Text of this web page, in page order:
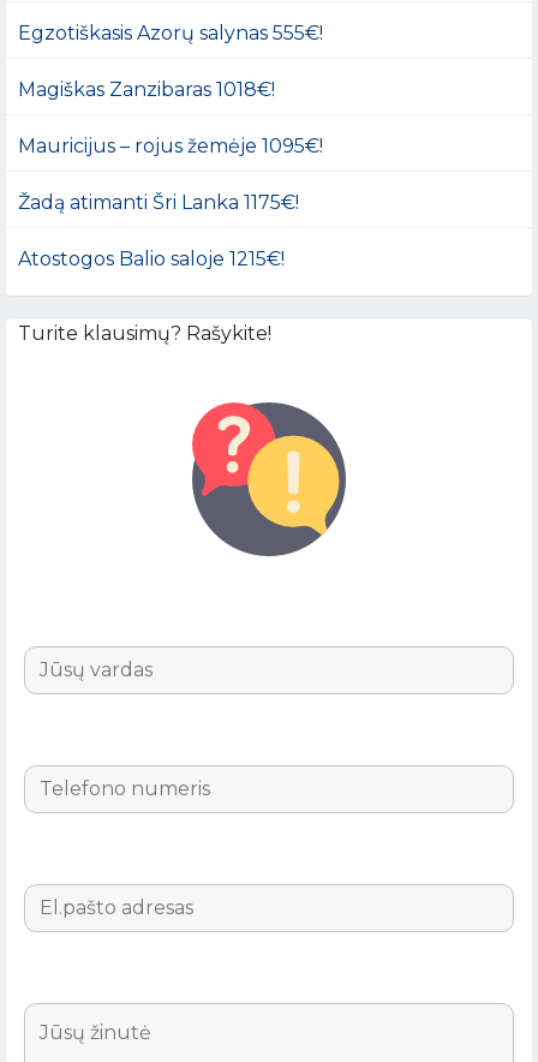
Egzotiškasis Azorų salynas 555€!
Magiškas Zanzibaras 1018€!
Mauricijus – rojus žemėje 1095€!
Žadą atimanti Šri Lanka 1175€!
Atostogos Balio saloje 1215€!
Turite klausimų? Rašykite!